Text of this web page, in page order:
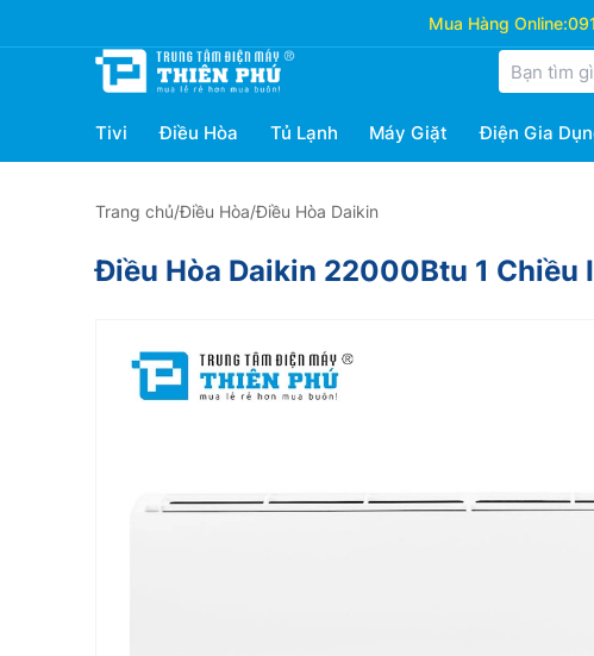
Mua Hàng Online:
Tivi Điều Hòa Tủ Lạnh Máy Giặt Điện Gia
Trang chủ/Điều Hòa/Điều Hòa Daikin
Điều Hòa Daikin 22000Btu 1 Chiều